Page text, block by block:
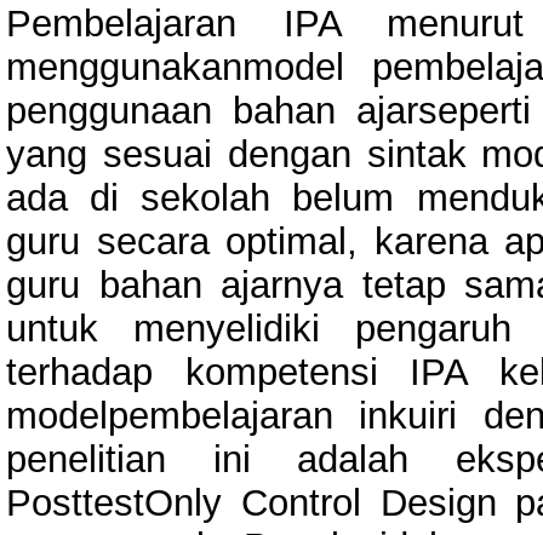
Pembelajaran IPA
menggunakanmodel
penggunaan bahan
yang sesuai dengan sintak
ada di sekolah belum
guru secara optimal, karena
guru bahan ajarnya tetap
untuk menyelidiki pengaruh
terhadap kompetensi IPA
modelpembelajaran inkuiri
penelitian ini adalah
PosttestOnly Control Design